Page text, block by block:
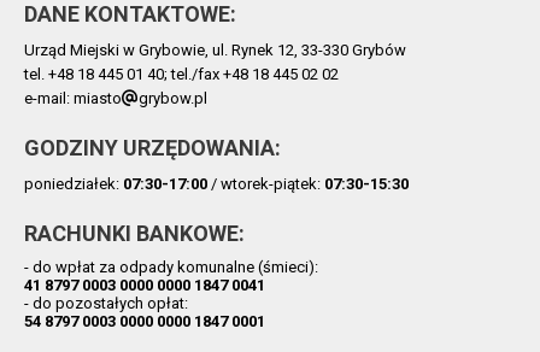
DANE KONTAKTOWE:
Urząd Miejski w Grybowie, ul. Rynek 12, 33-330 Grybów
tel. +48 18 445 01 40; tel./fax +48 18 445 02 02
e-mail: miasto
grybow.pl
GODZINY URZĘDOWANIA:
poniedziałek: 07:30-17:00 / wtorek-piątek: 07:30-15:30
RACHUNKI BANKOWE:
- do wpłat za odpady komunalne (śmieci):
41 8797 0003 0000 0000 1847 0041
- do pozostałych opłat:
54 8797 0003 0000 0000 1847 0001